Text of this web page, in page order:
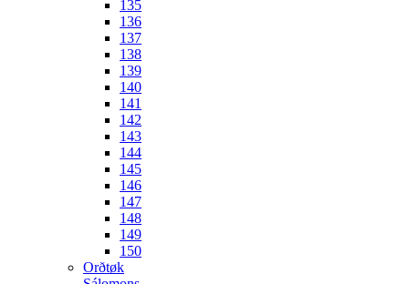
135
136
137
138
139
140
141
142
143
144
145
146
147
148
149
150
Orðtøk